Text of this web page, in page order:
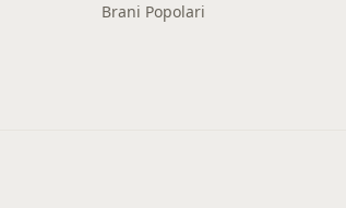
Brani Popolari